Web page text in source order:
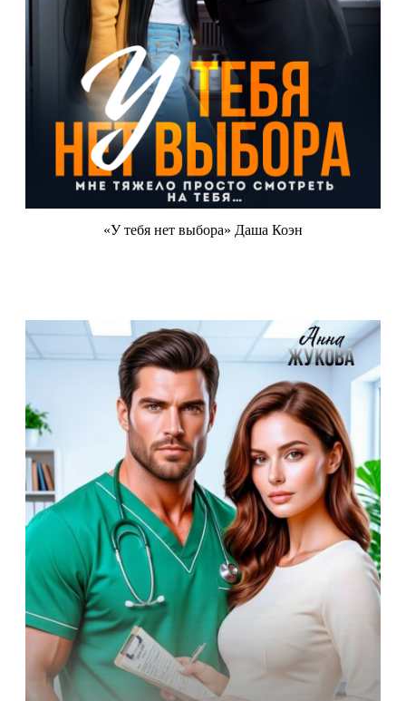
«У тебя нет выбора» Даша Коэн